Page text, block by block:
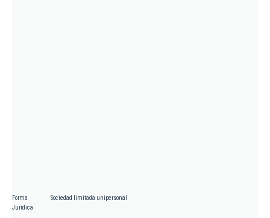
Forma
Jurídica
Sociedad limitada unipersonal